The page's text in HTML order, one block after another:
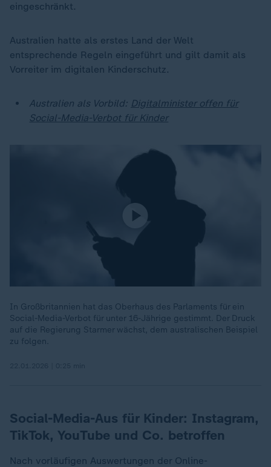
eingeschränkt.
Australien hatte als erstes Land der Welt
entsprechende Regeln eingeführt und gilt damit als
Vorreiter im digitalen Kinderschutz.
Australien als Vorbild: Digitalminister offen für
Social-Media-Verbot für Kinder
In Großbritannien hat das Oberhaus des Parlaments für ein
Social-Media-Verbot für unter 16-Jährige gestimmt. Der Druck
auf die Regierung Starmer wächst, dem australischen Beispiel
zu folgen.
Social-Media-Aus für Kinder: Instagram,
TikTok, YouTube und Co. betroffen
Nach vorläufigen Auswertungen der Online-